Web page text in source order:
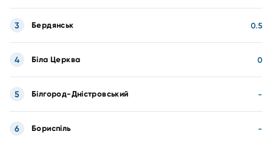
Бердянськ 0.5
3
Біла Церква 0
4
Білгород-Дністровський -
5
Бориспіль -
6